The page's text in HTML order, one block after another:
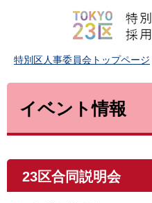
特別区人事委員会トップページ
イベント情報
23区合同説明会